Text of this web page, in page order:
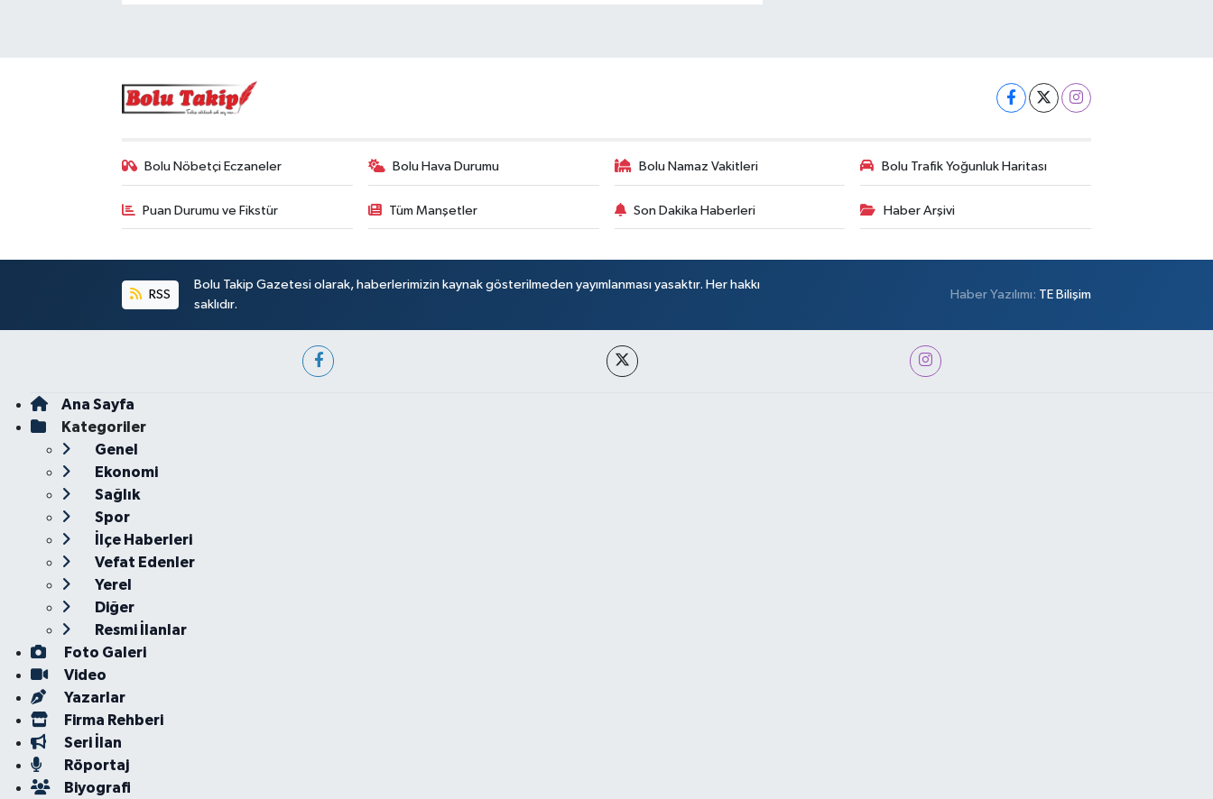
Bolu Nöbetçi Eczaneler Bolu Hava Durumu Bolu Namaz Vakitleri Bolu Trafik Yoğunluk Haritası
Puan Durumu ve Fikstür Tüm Manşetler Son Dakika Haberleri Haber Arşivi
RSS
Bolu Takip Gazetesi olarak, haberlerimizin kaynak gösterilmeden yayımlanması yasaktır. Her hakkı
saklıdır.
Haber Yazılımı: TE Bilişim
Ana Sayfa
Kategoriler
Genel
Ekonomi
Sağlık
Spor
İlçe Haberleri
Vefat Edenler
Yerel
Diğer
Resmi İlanlar
Foto Galeri
Video
Yazarlar
Firma Rehberi
Seri İlan
Röportaj
Biyografi